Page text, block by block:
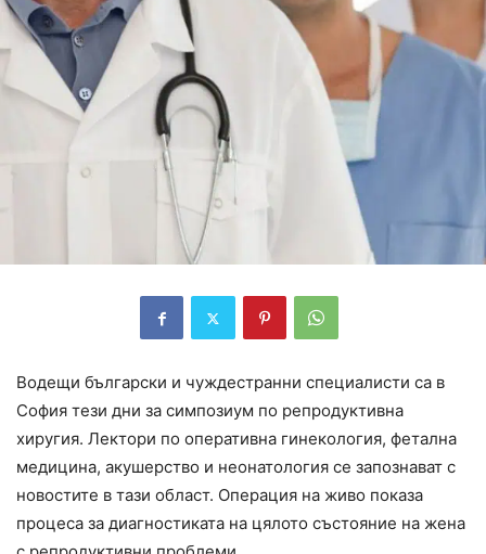
Водещи български и чуждестранни специалисти са в
София тези дни за симпозиум по репродуктивна
хиругия. Лектори по оперативна гинекология, фетална
медицина, акушерство и неонатология се запознават с
новостите в тази област. Операция на живо показа
процеса за диагностиката на цялото състояние на жена